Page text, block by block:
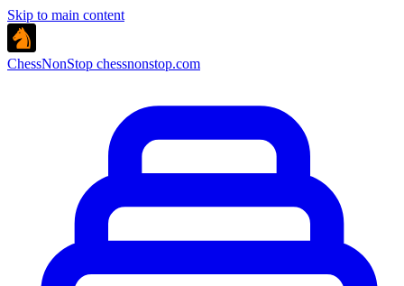
Skip to main content
ChessNonStop chessnonstop.com